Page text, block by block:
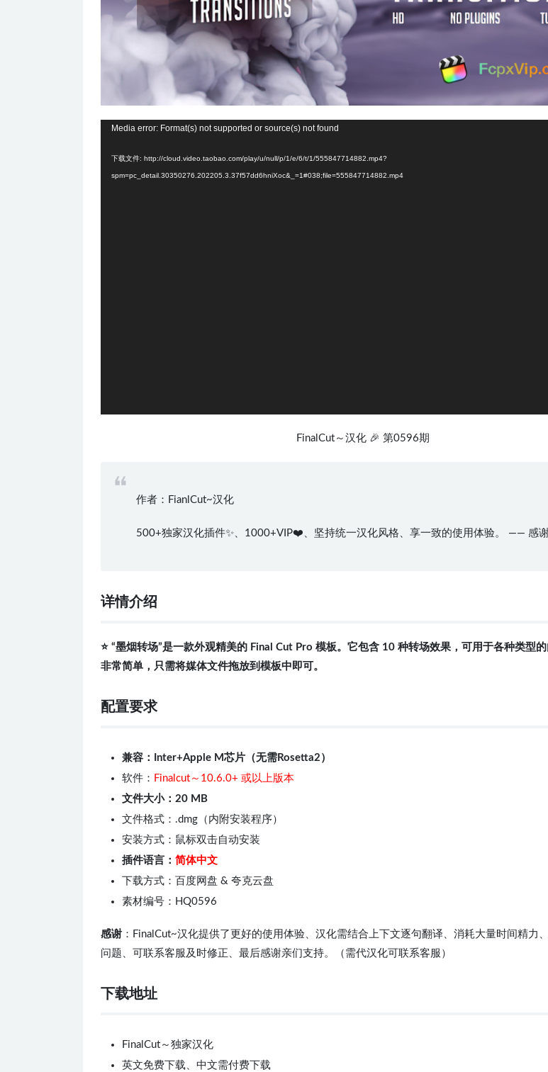
Media error: Format(s) not supported or source(s) not found
下载文件: http://cloud.video.taobao.com/play/u/null/p/1/e/6/t/1/555847714882.mp4?
spm=pc_detail.30350276.202205.3.37f57dd6hniXoc&_=1#038;file=555847714882.mp4
FinalCut～汉化 🎉 第0596期
作者：FianlCut~汉化
500+独家汉化插件✨、1000+VIP❤️、坚持统一汉化风格、享一致的使用体验。 —— 感
详情介绍
⭐️ “墨烟转场”是一款外观精美的 Final Cut Pro 模板。它包含 10 种转场效果，可用于各种类型
非常简单，只需将媒体文件拖放到模板中即可。
配置要求
兼容：Inter+Apple M芯片（无需Rosetta2）
软件： Finalcut～10.6.0+ 或以上版本
文件大小：20 MB
文件格式：.dmg（内附安装程序）
安装方式：鼠标双击自动安装
插件语言： 简体中文
下载方式：百度网盘 & 夸克云盘
素材编号：HQ0596
感谢 ：FinalCut~汉化提供了更好的使用体验、汉化需结合上下文逐句翻译、消耗大量时间精力
问题、可联系客服及时修正、最后感谢亲们支持。（需代汉化可联系客服）
下载地址
FinalCut～独家汉化
英文免费下载、中文需付费下载